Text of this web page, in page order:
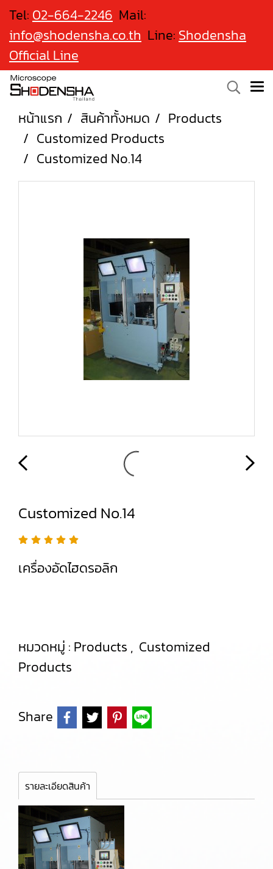
Tel: 02-664-2246 Mail:
info@shodensha.co.th Line: Shodensha
Official Line
หน้าแรก สินค้าทั้งหมด
Products
Customized Products
Customized No.14
Customized No.14
เครื่องอัดไฮดรอลิก
หมวดหมู่ : Products , Customized
Products
Share
รายละเอียดสินค้า